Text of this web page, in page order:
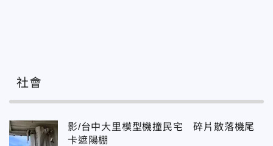
社會
影/台中大里模型機撞民宅 碎片散落機尾
卡遮陽棚